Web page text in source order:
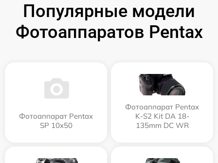
Популярные модели
Фотоаппаратов Pentax
Фотоаппарат Pentax
SP 10x50
Фотоаппарат Pentax
K-S2 Kit DA 18-
135mm DC WR